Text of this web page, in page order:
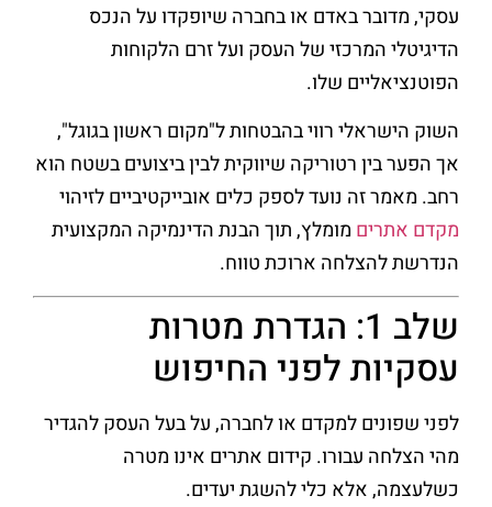
עסקי, מדובר באדם או בחברה שיופקדו על הנכס
הדיגיטלי המרכזי של העסק ועל זרם הלקוחות
הפוטנציאליים שלו.
השוק הישראלי רווי בהבטחות ל"מקום ראשון בגוגל",
אך הפער בין רטוריקה שיווקית לבין ביצועים בשטח הוא
רחב. מאמר זה נועד לספק כלים אובייקטיביים לזיהוי
מקדם אתרים מומלץ, תוך הבנת הדינמיקה המקצועית
הנדרשת להצלחה ארוכת טווח.
שלב 1: הגדרת מטרות
עסקיות לפני החיפוש
לפני שפונים למקדם או לחברה, על בעל העסק להגדיר
מהי הצלחה עבורו. קידום אתרים אינו מטרה
כשלעצמה, אלא כלי להשגת יעדים.